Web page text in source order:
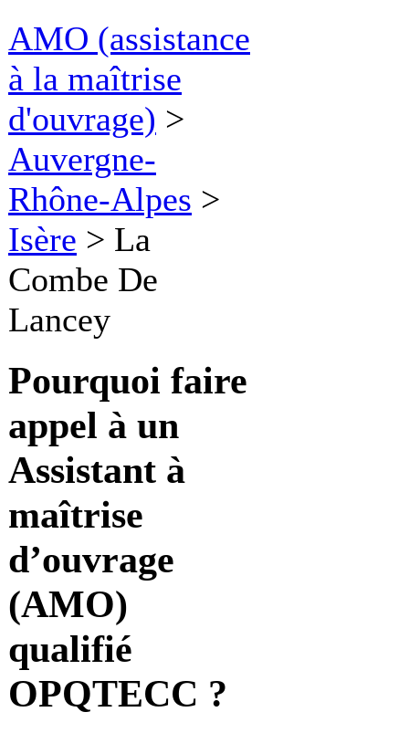
AMO (assistance
à la maîtrise
d'ouvrage) >
Auvergne-
Rhône-Alpes >
Isère > La
Combe De
Lancey
Pourquoi faire
appel à un
Assistant à
maîtrise
d’ouvrage
(AMO)
qualifié
OPQTECC ?